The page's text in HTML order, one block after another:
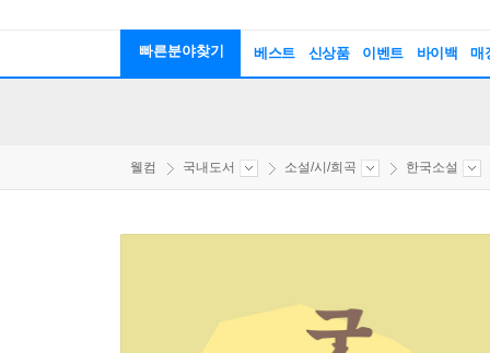
빠른분야찾기 베스트 신상품 이벤트 바이백 매
웰컴 국내도서 소설/시/희곡 한국소설